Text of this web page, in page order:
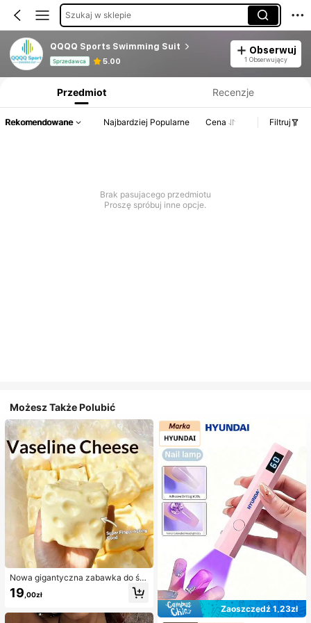
Szukaj w sklepie
QQQQ Sports Swimming Suit
Sprzedawca 5.00
Obserwuj
1 Obserwujący
Przedmiot Recenzje
Rekomendowane Najbardziej Popularne Cena Filtruj
Brak pasujacego przedmiotu
Proszę spróbuj inne opcje.
Możesz Także Polubić
Nowa gigantyczna zabawka do ści
skania w kształcie sera z nadzienie
m, kwadratowa piłka serowa do ści
a, powolne odbijanie, obudowa z T
19 ,00zł
Zaoszczędź 1,23zł